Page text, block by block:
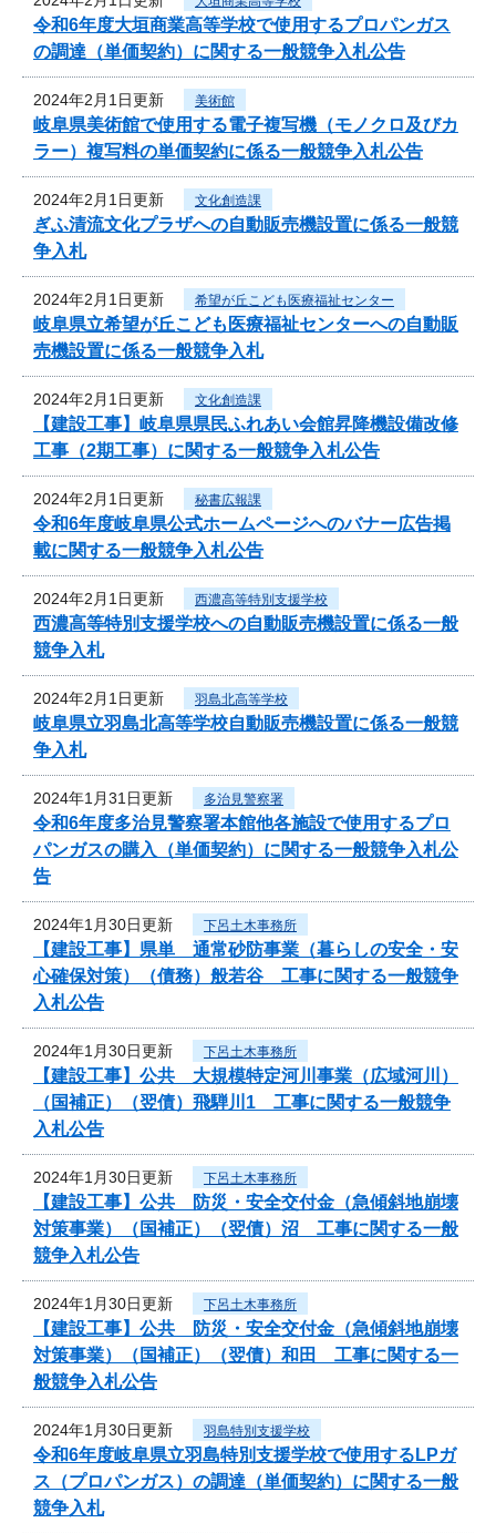
令和6年度大垣商業高等学校で使用するプロパンガス
の調達（単価契約）に関する一般競争入札公告
2024年2月1日更新 美術館
岐阜県美術館で使用する電子複写機（モノクロ及びカ
ラー）複写料の単価契約に係る一般競争入札公告
2024年2月1日更新 文化創造課
ぎふ清流文化プラザへの自動販売機設置に係る一般競
争入札
2024年2月1日更新 希望が丘こども医療福祉センター
岐阜県立希望が丘こども医療福祉センターへの自動販
売機設置に係る一般競争入札
2024年2月1日更新 文化創造課
【建設工事】岐阜県県民ふれあい会館昇降機設備改修
工事（2期工事）に関する一般競争入札公告
2024年2月1日更新 秘書広報課
令和6年度岐阜県公式ホームページへのバナー広告掲
載に関する一般競争入札公告
2024年2月1日更新 西濃高等特別支援学校
西濃高等特別支援学校への自動販売機設置に係る一般
競争入札
2024年2月1日更新 羽島北高等学校
岐阜県立羽島北高等学校自動販売機設置に係る一般競
争入札
2024年1月31日更新 多治見警察署
令和6年度多治見警察署本館他各施設で使用するプロ
パンガスの購入（単価契約）に関する一般競争入札公
告
2024年1月30日更新 下呂土木事務所
【建設工事】県単 通常砂防事業（暮らしの安全・安
心確保対策）（債務）般若谷 工事に関する一般競争
入札公告
2024年1月30日更新 下呂土木事務所
【建設工事】公共 大規模特定河川事業（広域河川）
（国補正）（翌債）飛騨川1 工事に関する一般競争
入札公告
2024年1月30日更新 下呂土木事務所
【建設工事】公共 防災・安全交付金（急傾斜地崩壊
対策事業）（国補正）（翌債）沼 工事に関する一般
競争入札公告
2024年1月30日更新 下呂土木事務所
【建設工事】公共 防災・安全交付金（急傾斜地崩壊
対策事業）（国補正）（翌債）和田 工事に関する一
般競争入札公告
2024年1月30日更新 羽島特別支援学校
令和6年度岐阜県立羽島特別支援学校で使用するLPガ
ス（プロパンガス）の調達（単価契約）に関する一般
競争入札